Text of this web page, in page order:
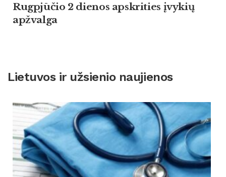
Rugpjūčio 2 dienos apskrities įvykių
apžvalga
Lietuvos ir užsienio naujienos